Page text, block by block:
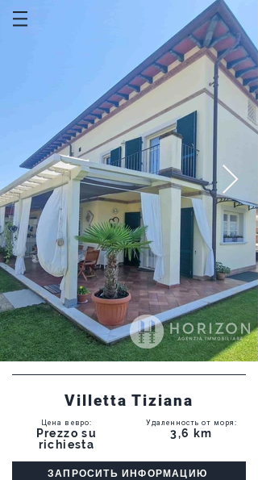
Villetta Tiziana
Цена в евро:
Prezzo su
richiesta
Удаленность от моря :
3,6 km
ЗАПРОСИТЬ ИНФОРМАЦИЮ